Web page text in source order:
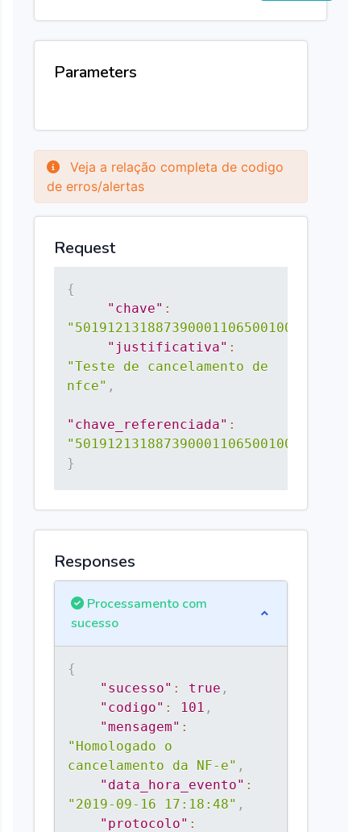
Parameters
Veja a relação completa de codigo
de erros/alertas
Request
{
"chave" :
"justificativa" :
"Teste de cancelamento de
nfce" ,
"chave_referenciada" :
}
Responses
Processamento com
sucesso
{
"sucesso" : true ,
"codigo" : 101 ,
"mensagem" :
"Homologado o
cancelamento da NF-e" ,
"data_hora_evento" :
"2019-09-16 17:18:48" ,
"protocolo" :